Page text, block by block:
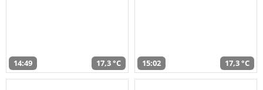
14:49 17,3 °C 15:02 17,3 °C